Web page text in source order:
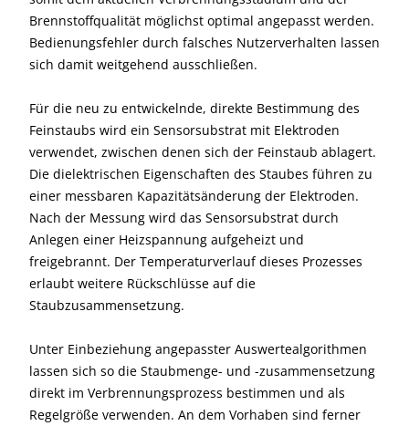
Brennstoffqualität möglichst optimal angepasst werden.
Bedienungsfehler durch falsches Nutzerverhalten lassen
sich damit weitgehend ausschließen.
Für die neu zu entwickelnde, direkte Bestimmung des
Feinstaubs wird ein Sensorsubstrat mit Elektroden
verwendet, zwischen denen sich der Feinstaub ablagert.
Die dielektrischen Eigenschaften des Staubes führen zu
einer messbaren Kapazitätsänderung der Elektroden.
Nach der Messung wird das Sensorsubstrat durch
Anlegen einer Heizspannung aufgeheizt und
freigebrannt. Der Temperaturverlauf dieses Prozesses
erlaubt weitere Rückschlüsse auf die
Staubzusammensetzung.
Unter Einbeziehung angepasster Auswertealgorithmen
lassen sich so die Staubmenge- und -zusammensetzung
direkt im Verbrennungsprozess bestimmen und als
Regelgröße verwenden. An dem Vorhaben sind ferner